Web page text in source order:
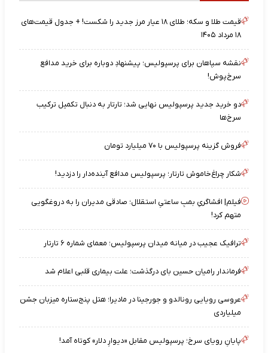
قیمت طلا و سکه؛ طلای ۱۸ عیار مرز جدید را شکست! + جدول قیمت‌های
۱۸ مرداد ۱۴۰۵
نقشه‌ سپاهان برای پرسپولیس؛ پیشنهادِ دوباره برای خرید مدافع
سرخ‌پوش!
دو خرید جدید پرسپولیس نهایی شد؛ تارتار به دنبال تکمیل ترکیب
سرخ‌ها
فروش گزینه پرسپولیس با ۷۰ میلیارد تومان
شکار چراغ‌خاموش تارتار؛ پرسپولیس مدافع آینده‌دار را دزدید!
فیلم| افشاگریِ بمبِ ساعتیِ استقلال؛ صادقی مدیران را به دروغگویی
متهم کرد!
ترافیک عجیب در میانه میدان پرسپولیس؛ معمای شماره ۶ تارتار
فرماندار رامیان حسین بای درگذشت؛ علت بیماری قلبی اعلام شد
عروسی رویایی رونالدو و جورجینا در مادیرا؛ هتل پنج‌ستاره میزبان جشن
میلیاردی
پایانِ رویای سرخ؛ پرسپولیس مقابل «دیوارِ دلار» کوتاه آمد!